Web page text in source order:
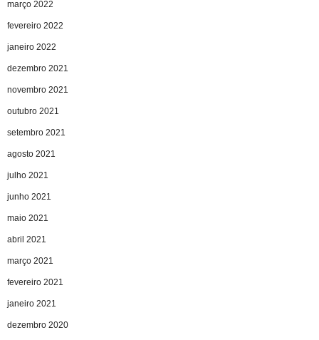
março 2022
fevereiro 2022
janeiro 2022
dezembro 2021
novembro 2021
outubro 2021
setembro 2021
agosto 2021
julho 2021
junho 2021
maio 2021
abril 2021
março 2021
fevereiro 2021
janeiro 2021
dezembro 2020